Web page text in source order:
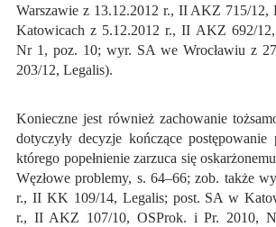
Warszawie z 13.12.2012 r., II AKZ 715/12,
Katowicach z 5.12.2012 r., II AKZ 692/
Nr 1, poz. 10; wyr. SA we Wrocławiu z
203/12, Legalis).
Konieczne jest również zachowanie
dotyczyły decyzje kończące postępowanie
którego popełnienie zarzuca się
Węzłowe problemy, s. 64–66; zob. także
r., II KK 109/14, Legalis; post. SA w
r., II AKZ 107/10, OSProk. i Pr. 2010,